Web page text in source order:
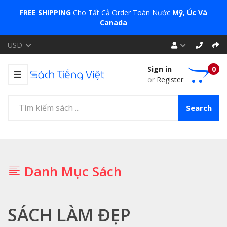
FREE SHIPPING Cho Tất Cả Order Toàn Nước Mỹ, Úc Và
Canada
USD
Sign in
or Register
0
Search
Danh Mục Sách
SÁCH LÀM ĐẸP